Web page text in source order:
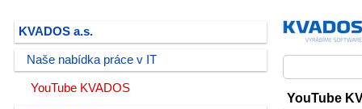
KVADOS a.s.
Naše nabídka práce v IT
YouTube KVADOS
YouTube